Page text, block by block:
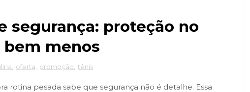
segurança: proteção no
menos
oferta promoção tênis
rotina pesada sabe que segurança não é detalhe. Essa